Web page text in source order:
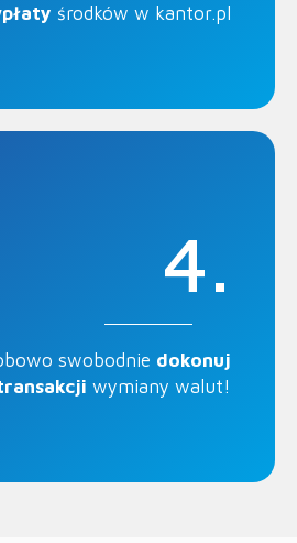
środków w kantor.pl
4.
swobodnie dokonuj
wymiany walut!